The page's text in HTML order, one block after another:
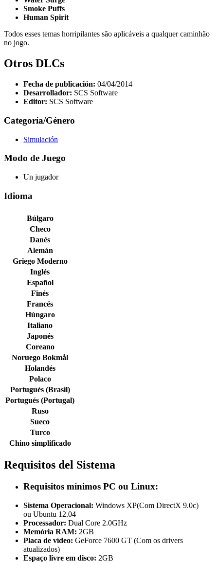
Smoke Puffs
Human Spirit
Todos esses temas horripilantes são aplicáveis ​​a qualquer caminhão
no jogo.
Otros DLCs
Fecha de publicación: 04/04/2014
Desarrollador: SCS Software
Editor: SCS Software
Categoría/Género
Simulación
Modo de Juego
Un jugador
Idioma
Búlgaro
Checo
Danés
Alemán
Griego Moderno
Inglés
Español
Finés
Francés
Húngaro
Italiano
Japonés
Coreano
Noruego Bokmål
Holandés
Polaco
Portugués (Brasil)
Portugués (Portugal)
Ruso
Sueco
Turco
Chino simplificado
Requisitos del Sistema
Requisitos mínimos PC ou Linux:
Sistema Operacional: Windows XP(Com DirectX 9.0c)
ou Ubuntu 12.04
Processador: Dual Core 2.0GHz
Memória RAM: 2GB
Placa de vídeo: GeForce 7600 GT (Com os drivers
atualizados)
Espaço livre em disco: 2GB